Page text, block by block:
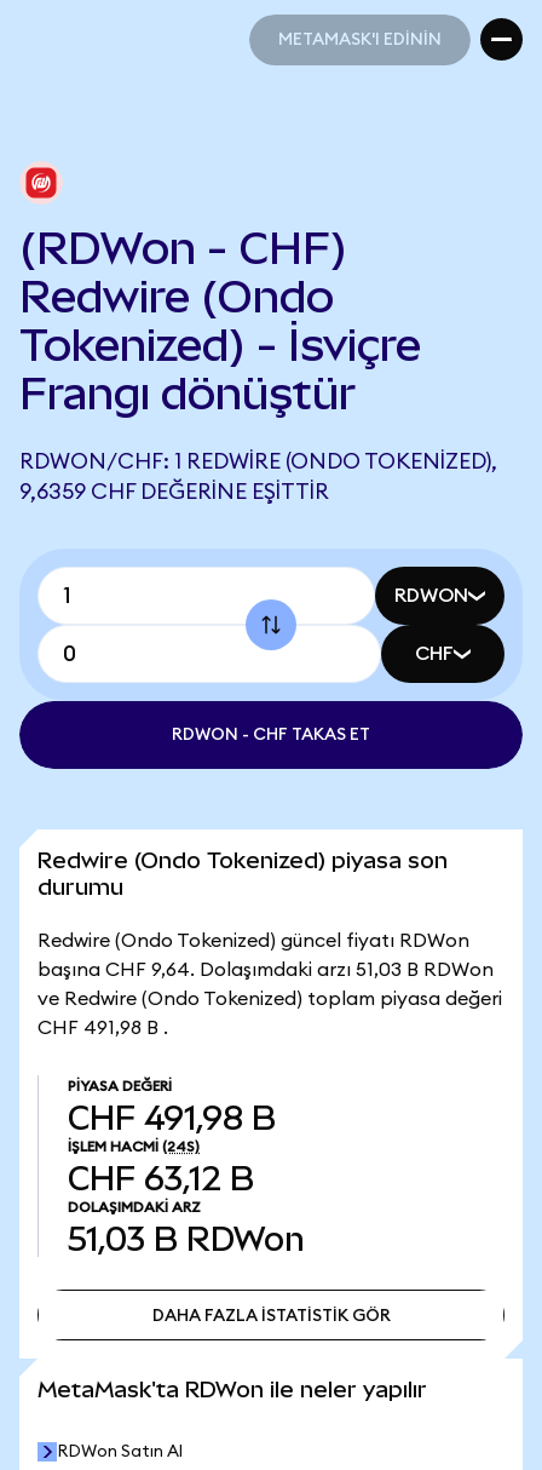
METAMASK'I EDİNİN
(RDWon - CHF)
Redwire (Ondo
Tokenized) - İsviçre
Frangı dönüştür
RDWON/CHF: 1 REDWIRE (ONDO TOKENIZED),
9,6359 CHF DEĞERINE EŞITTIR
RDWON
CHF
RDWON - CHF TAKAS ET
Redwire (Ondo Tokenized) piyasa son
durumu
Redwire (Ondo Tokenized) güncel fiyatı RDWon
başına CHF 9,64. Dolaşımdaki arzı 51,03 B RDWon
ve Redwire (Ondo Tokenized) toplam piyasa değeri
CHF 491,98 B .
PIYASA DEĞERI
CHF 491,98 B
İŞLEM HACMI (24S)
CHF 63,12 B
DOLAŞIMDAKI ARZ
51,03 B RDWon
DAHA FAZLA İSTATİSTİK GÖR
MetaMask'ta RDWon ile neler yapılır
RDWon Satın Al